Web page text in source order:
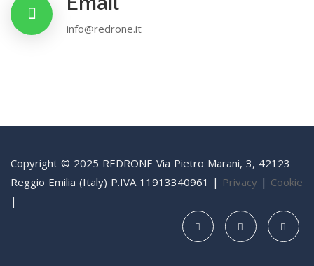
info@redrone.it
Copyright © 2025 REDRONE Via Pietro Marani, 3, 42123
Reggio Emilia (Italy) P.IVA 11913340961 | Privacy | Cookie
|